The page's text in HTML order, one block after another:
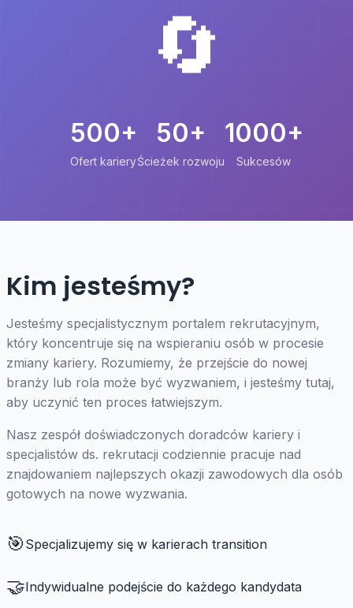
🔄
500+
Ofert kariery
50+
Ścieżek rozwoju
1000+
Sukcesów
Kim jesteśmy?
Jesteśmy specjalistycznym portalem rekrutacyjnym,
który koncentruje się na wspieraniu osób w procesie
zmiany kariery. Rozumiemy, że przejście do nowej
branży lub rola może być wyzwaniem, i jesteśmy tutaj,
aby uczynić ten proces łatwiejszym.
Nasz zespół doświadczonych doradców kariery i
specjalistów ds. rekrutacji codziennie pracuje nad
znajdowaniem najlepszych okazji zawodowych dla osób
gotowych na nowe wyzwania.
🎯 Specjalizujemy się w karierach transition
🤝Indywidualne podejście do każdego kandydata